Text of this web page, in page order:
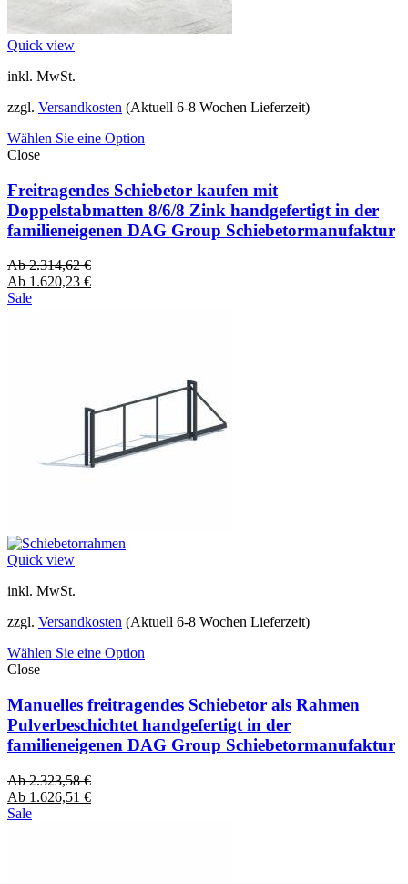
Quick view
inkl. MwSt.
zzgl. Versandkosten (Aktuell 6-8 Wochen Lieferzeit)
Wählen Sie eine Option
Close
Freitragendes Schiebetor kaufen mit
Doppelstabmatten 8/6/8 Zink handgefertigt in der
familieneigenen DAG Group Schiebetormanufaktur
Ab2.314,62€
Ab 1.620,23 €
Sale
Quick view
inkl. MwSt.
zzgl. Versandkosten (Aktuell 6-8 Wochen Lieferzeit)
Wählen Sie eine Option
Close
Manuelles freitragendes Schiebetor als Rahmen
Pulverbeschichtet handgefertigt in der
familieneigenen DAG Group Schiebetormanufaktur
Ab2.323,58€
Ab 1.626,51 €
Sale